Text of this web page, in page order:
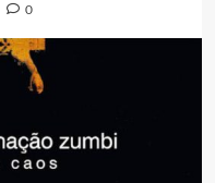
0